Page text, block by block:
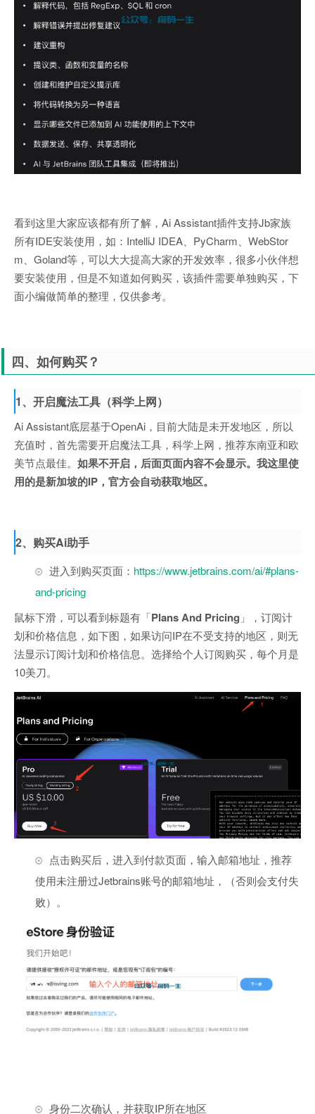
看到这里大家应该都有所了解，Ai Assistant插件支持Jb家族
所有IDE安装使用，如：IntelliJ IDEA、PyCharm、WebStor
m、Goland等，可以大大提高大家的开发效率，很多小伙伴想
要安装使用，但是不知道如何购买，该插件需要单独购买，下
面小编做简单的整理，仅供参考。
四、如何购买？
1、开启魔法工具（科学上网）
Ai Assistant底层基于OpenAi，目前大陆是未开发地区，所以
充值时，首先需要开启魔法工具，科学上网，推荐东南亚和欧
美节点最佳。 如果不开启，后面页面内容不会显示。我这里使
用的是新加坡的IP，官方会自动获取地区。
2、购买Ai助手
进入到购买页面： https://www.jetbrains.com/ai/#plans-
and-pricing
鼠标下滑，可以看到标题有「Plans And Pricing 」，订阅计
划和价格信息，如下图，如果访问IP在不受支持的地区，则无
法显示订阅计划和价格信息。选择给个人订阅购买，每个月是
10美刀。
点击购买后，进入到付款页面，输入邮箱地址，推荐
使用未注册过Jetbrains账号的邮箱地址，（否则会支付失
败）。
身份二次确认，并获取IP所在地区